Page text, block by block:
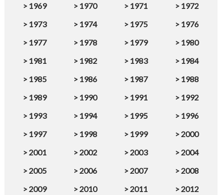
> 1969 > 1970 > 1971 > 1972
> 1973 > 1974 > 1975 > 1976
> 1977 > 1978 > 1979 > 1980
> 1981 > 1982 > 1983 > 1984
> 1985 > 1986 > 1987 > 1988
> 1989 > 1990 > 1991 > 1992
> 1993 > 1994 > 1995 > 1996
> 1997 > 1998 > 1999 > 2000
> 2001 > 2002 > 2003 > 2004
> 2005 > 2006 > 2007 > 2008
> 2009 > 2010 > 2011 > 2012